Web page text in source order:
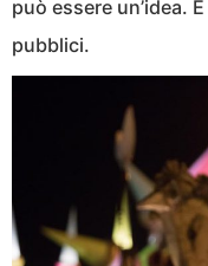
può essere un’idea. E
pubblici.